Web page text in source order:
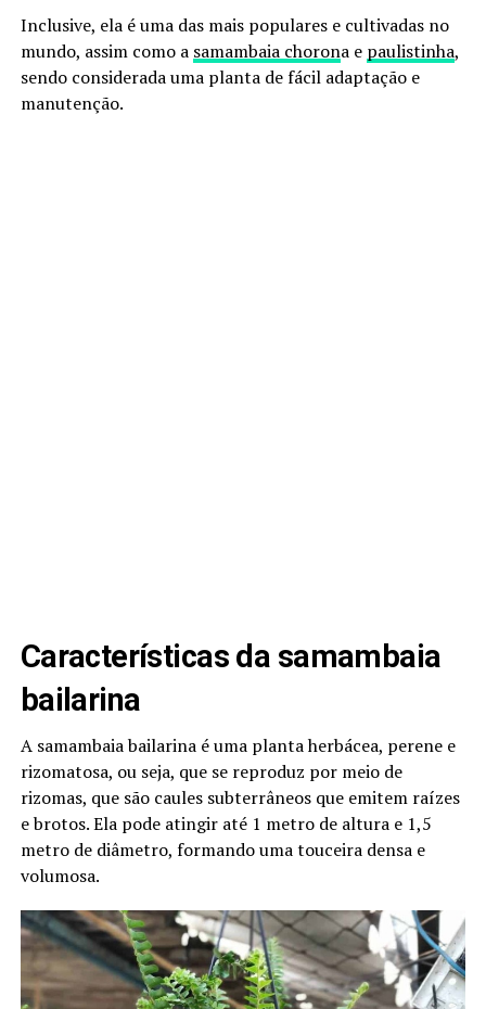
Inclusive, ela é uma das mais populares e cultivadas no
mundo, assim como a samambaia chorona e paulistinha,
sendo considerada uma planta de fácil adaptação e
manutenção.
Características da samambaia
bailarina
A samambaia bailarina é uma planta herbácea, perene e
rizomatosa, ou seja, que se reproduz por meio de
rizomas, que são caules subterrâneos que emitem raízes
e brotos. Ela pode atingir até 1 metro de altura e 1,5
metro de diâmetro, formando uma touceira densa e
volumosa.